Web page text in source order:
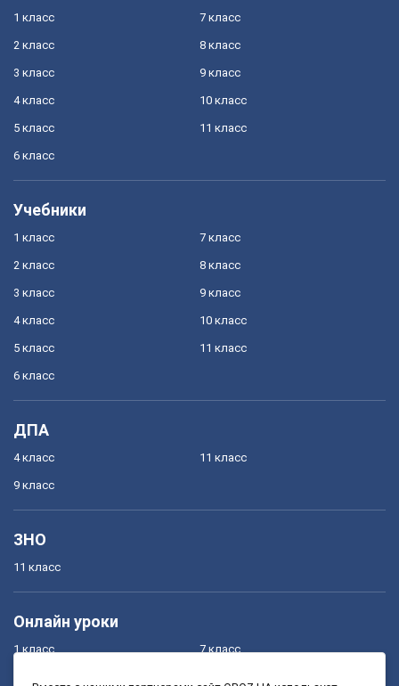
1 класс
2 класс
3 класс
4 класс
5 класс
6 класс
7 класс
8 класс
9 класс
10 класс
11 класс
Учебники
1 класс
2 класс
3 класс
4 класс
5 класс
6 класс
7 класс
8 класс
9 класс
10 класс
11 класс
ДПА
4 класс
9 класс
11 класс
ЗНО
11 класс
Онлайн уроки
1 класс 7 класс